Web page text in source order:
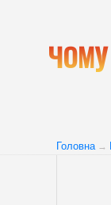
Головна→